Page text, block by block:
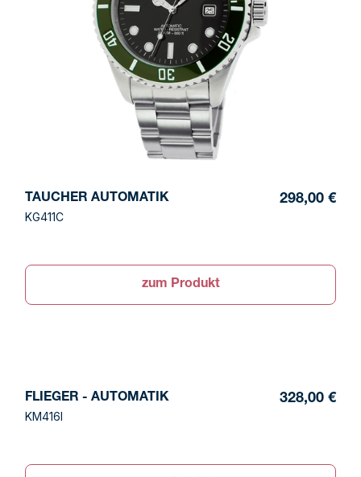
TAUCHER AUTOMATIK
KG411C
298,00 €
zum Produkt
FLIEGER - AUTOMATIK
KM416I
328,00 €